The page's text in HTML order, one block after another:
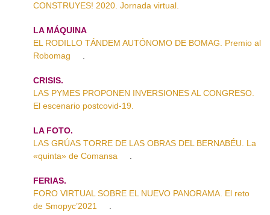
CONSTRUYES! 2020. Jornada virtual.
LA MÁQUINA
EL RODILLO TÁNDEM AUTÓNOMO DE BOMAG. Premio al
Robomag
CRISIS.
LAS PYMES PROPONEN INVERSIONES AL CONGRESO.
El escenario postcovid-19.
LA FOTO.
LAS GRÚAS TORRE DE LAS OBRAS DEL BERNABÉU. La
«quinta» de Comansa
FERIAS.
FORO VIRTUAL SOBRE EL NUEVO PANORAMA. El reto
de Smopyc’2021